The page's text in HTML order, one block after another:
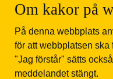
Säkerhetspolisen
Om kakor på
På denna webbplats
för att webbplatsen ska
"Jag förstår" sätts
meddelandet stängt.